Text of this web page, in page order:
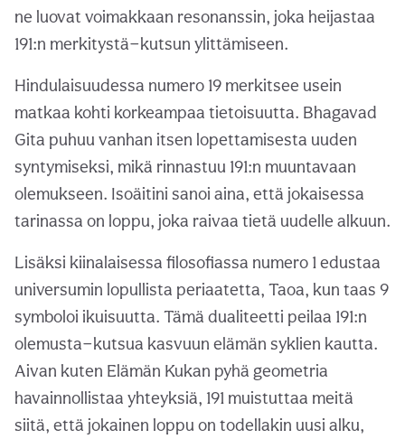
ne luovat voimakkaan resonanssin, joka heijastaa
191:n merkitystä—kutsun ylittämiseen.
Hindulaisuudessa numero 19 merkitsee usein
matkaa kohti korkeampaa tietoisuutta. Bhagavad
Gita puhuu vanhan itsen lopettamisesta uuden
syntymiseksi, mikä rinnastuu 191:n muuntavaan
olemukseen. Isoäitini sanoi aina, että jokaisessa
tarinassa on loppu, joka raivaa tietä uudelle alkuun.
Lisäksi kiinalaisessa filosofiassa numero 1 edustaa
universumin lopullista periaatetta, Taoa, kun taas 9
symboloi ikuisuutta. Tämä dualiteetti peilaa 191:n
olemusta—kutsua kasvuun elämän syklien kautta.
Aivan kuten Elämän Kukan pyhä geometria
havainnollistaa yhteyksiä, 191 muistuttaa meitä
siitä, että jokainen loppu on todellakin uusi alku,